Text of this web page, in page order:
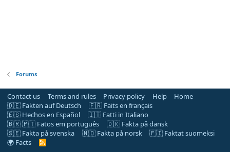
Forums
Contact us Terms and rules Privacy policy Help
Home
🇩🇪 Fakten auf Deutsch
🇫🇷 Faits en français
🇪🇸 Hechos en Español
🇮🇹 Fatti in Italiano
🇧🇷 🇵🇹 Fatos em português
🇩🇰 Fakta på dansk
🇸🇪 Fakta på svenska
🇳🇴 Fakta på norsk
🇫🇮 Faktat suomeksi
🌍 Facts
R